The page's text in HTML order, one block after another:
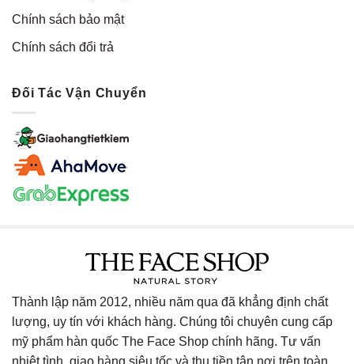
Chính sách bảo mật
Chính sách đổi trả
Đối Tác Vận Chuyển
Thành lập năm 2012, nhiều năm qua đã khẳng định chất
lượng, uy tín với khách hàng. Chúng tôi chuyên cung cấp
mỹ phẩm hàn quốc The Face Shop chính hãng. Tư vấn
nhiệt tình, giao hàng siêu tốc và thu tiền tận nơi trên toàn